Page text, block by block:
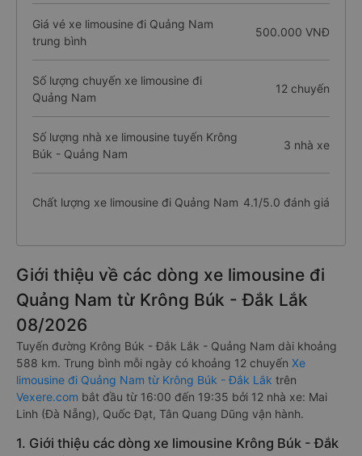
Giá vé xe limousine đi Quảng Nam
trung bình
500.000 VNĐ
Số lượng chuyến xe limousine đi
Quảng Nam
12 chuyến
Số lượng nhà xe limousine tuyến Krông
Búk - Quảng Nam
3 nhà xe
Chất lượng xe limousine đi Quảng Nam 4.1/5.0 đánh giá
Giới thiệu về các dòng xe limousine đi
Quảng Nam từ Krông Búk - Đắk Lắk
08/2026
Tuyến đường Krông Búk - Đắk Lắk - Quảng Nam dài khoảng
588 km. Trung bình mỗi ngày có khoảng 12 chuyến Xe
limousine đi Quảng Nam từ Krông Búk - Đắk Lắk trên
Vexere.com bắt đầu từ 16:00 đến 19:35 bởi 12 nhà xe: Mai
Linh (Đà Nẵng), Quốc Đạt, Tân Quang Dũng vận hành.
1. Giới thiệu các dòng xe limousine Krông Búk - Đắk